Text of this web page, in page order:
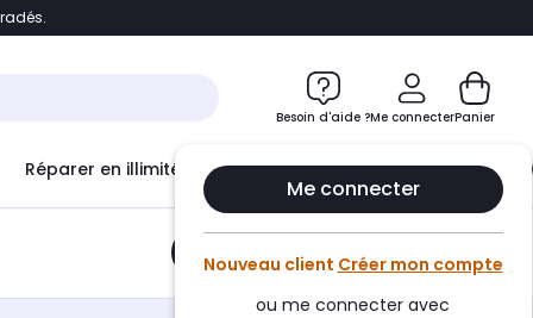
Accéder directement au chatbot
Besoin d'aide ?Me connecter
Me connecter
Nouveau client Créer mon compte
ou me connecter avec
Panier
Réparer en illimité avec Le Club Infinity
Ajouter au panier